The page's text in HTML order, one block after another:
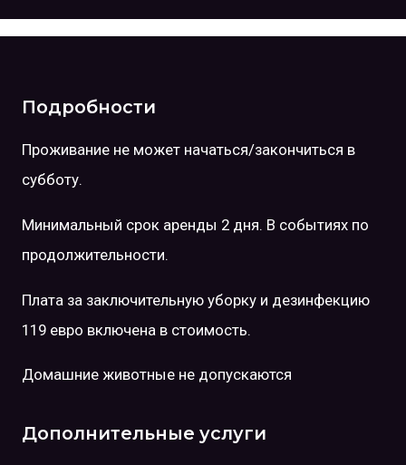
Подробности
Проживание не может начаться/закончиться в
субботу.
Минимальный срок аренды 2 дня. В событиях по
продолжительности.
Плата за заключительную уборку и дезинфекцию
119 евро включена в стоимость.
Домашние животные не допускаются
Дополнительные услуги